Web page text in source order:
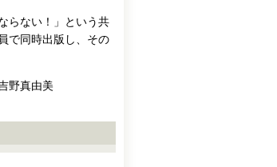
らない！」という共
で同時出版し、その
野真由美